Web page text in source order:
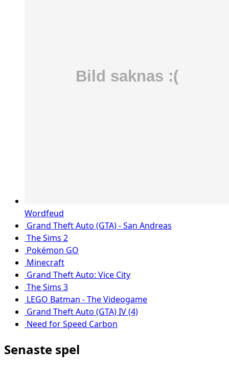
Wordfeud
Grand Theft Auto (GTA) - San Andreas
The Sims 2
Pokémon GO
Minecraft
Grand Theft Auto: Vice City
The Sims 3
LEGO Batman - The Videogame
Grand Theft Auto (GTA) IV (4)
Need for Speed Carbon
Senaste spel